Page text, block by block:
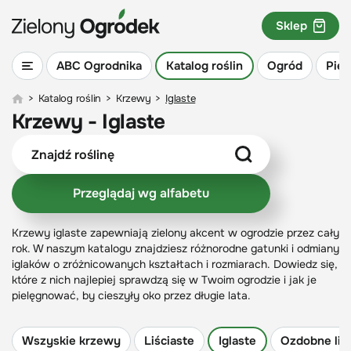
ABC Ogrodnika Katalog roślin Ogród
Sklep
> Katalog roślin > Krzewy > Iglaste
Krzewy - Iglaste
Przeglądaj wg alfabetu
Krzewy iglaste zapewniają zielony akcent w ogrodzie przez cały
rok. W naszym katalogu znajdziesz różnorodne gatunki i odmiany
iglaków o zróżnicowanych kształtach i rozmiarach. Dowiedz się,
które z nich najlepiej sprawdzą się w Twoim ogrodzie i jak je
pielęgnować, by cieszyły oko przez długie lata.
Wszyskie krzewy Liściaste Iglaste Ozdobne